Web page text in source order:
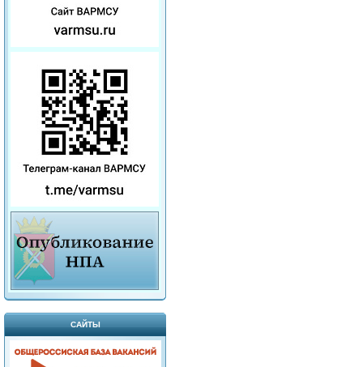
САЙТЫ